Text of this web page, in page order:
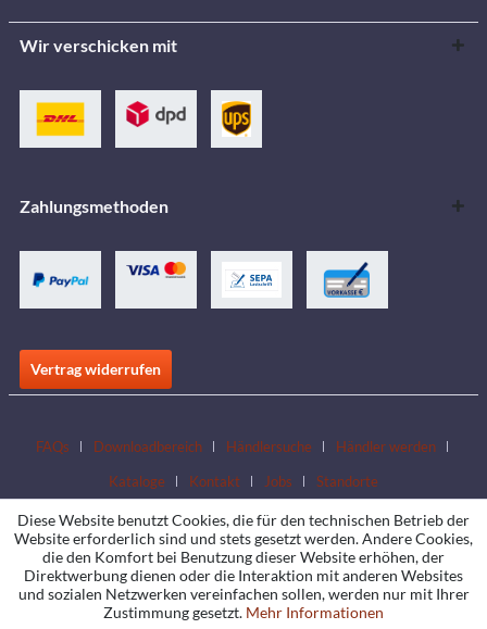
Wir verschicken mit
Zahlungsmethoden
Vertrag widerrufen
FAQs Downloadbereich Händlersuche
Händler werden
Kataloge
Kontakt Jobs Standorte
Diese Website benutzt Cookies, die für den technischen Betrieb der
Website erforderlich sind und stets gesetzt werden. Andere Cookies,
die den Komfort bei Benutzung dieser Website erhöhen, der
Direktwerbung dienen oder die Interaktion mit anderen Websites
und sozialen Netzwerken vereinfachen sollen, werden nur mit Ihrer
Zustimmung gesetzt. Mehr Informationen